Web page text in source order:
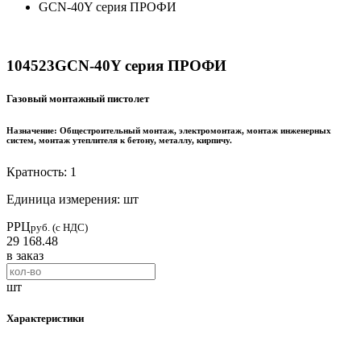
GCN-40Y серия ПРОФИ
104523GCN-40Y серия ПРОФИ
Газовый монтажный пистолет
Назначение: Общестроительный монтаж, электромонтаж, монтаж инженерных
систем, монтаж утеплителя к бетону, металлу, кирпичу.
Кратность: 1
Единица измерения: шт
РРЦруб. (с НДС)
29 168.48
в заказ
шт
Характеристики